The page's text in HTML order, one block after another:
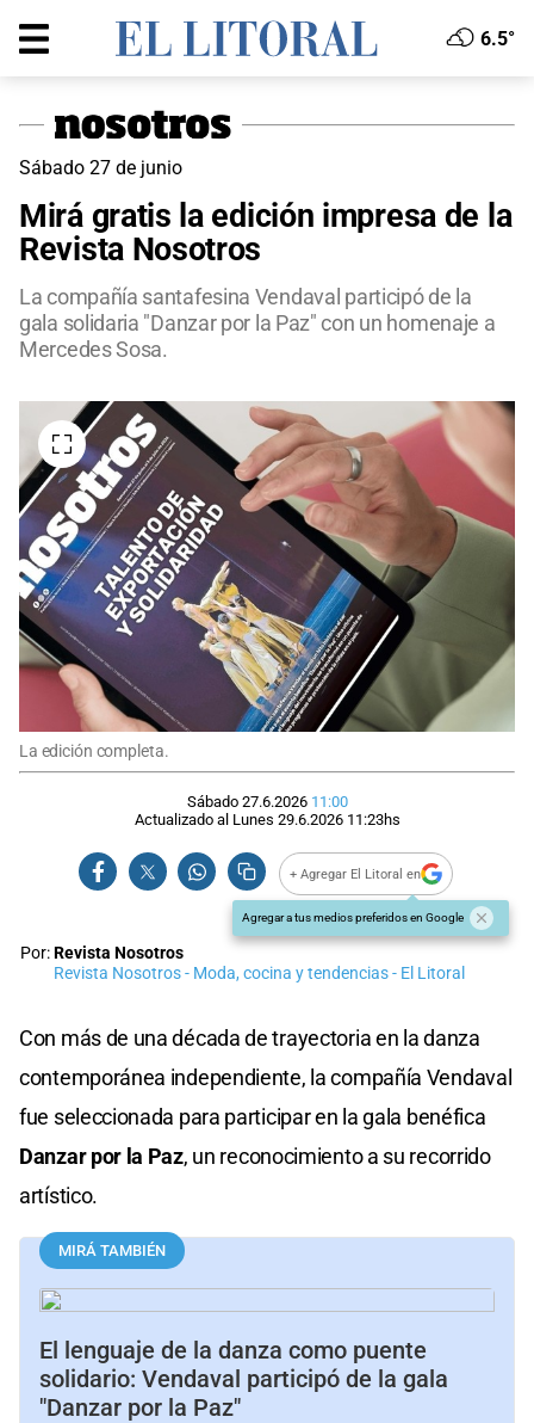
6.5°
Sábado 27 de junio
Mirá gratis la edición impresa de la
Revista Nosotros
La compañía santafesina Vendaval participó de la
gala solidaria "Danzar por la Paz" con un homenaje a
Mercedes Sosa.
La edición completa.
Sábado 27.6.2026 11:00
Actualizado al Lunes 29.6.2026 11:23hs
+ Agregar El Litoral en
Agregar a tus medios preferidos en Google
Por:Revista Nosotros
Revista Nosotros - Moda, cocina y tendencias - El Litoral
Con más de una década de trayectoria en la danza
contemporánea independiente, la compañía Vendaval
fue seleccionada para participar en la gala benéfica
Danzar por la Paz, un reconocimiento a su recorrido
artístico.
MIRÁ TAMBIÉN
El lenguaje de la danza como puente
solidario: Vendaval participó de la gala
"Danzar por la Paz"